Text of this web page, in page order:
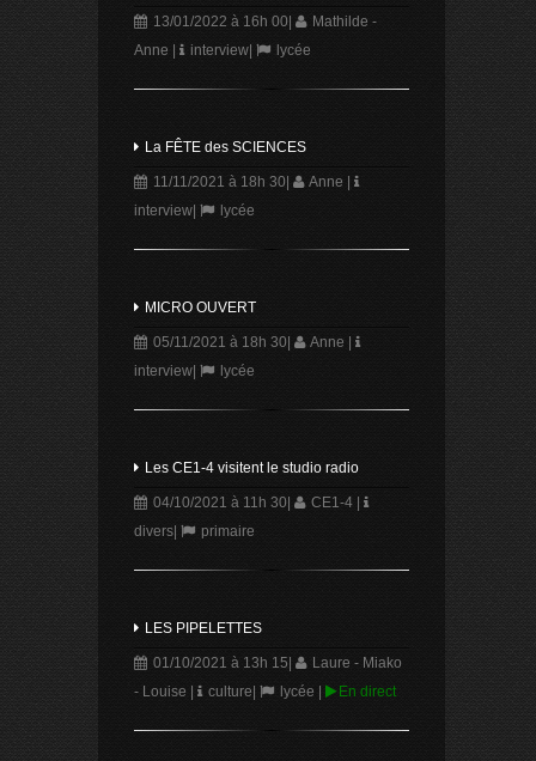
13/01/2022 à 16h 00|
Mathilde -
Anne
interview| lycée
La FÊTE des SCIENCES
11/11/2021 à 18h 30 Anne
interview| lycée
MICRO OUVERT
05/11/2021 à 18h 30 Anne
interview| lycée
Les CE1-4 visitent le studio radio
04/10/2021 à 11h 30| CE1-4|
divers| primaire
LES PIPELETTES
01/10/2021 à 13h 15
Laure - Miako
- Louise
culture lycée En direct